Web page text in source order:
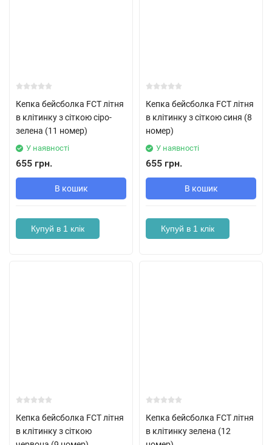
Кепка бейсболка FCT літня
в клітинку з сіткою сіро-
зелена (11 номер)
У наявності
655 грн.
В кошик
Купуй в 1 клік
Кепка бейсболка FCT літня
в клітинку з сіткою синя (8
номер)
У наявності
655 грн.
В кошик
Купуй в 1 клік
Кепка бейсболка FCT літня
в клітинку з сіткою
Кепка бейсболка FCT літня
в клітинку зелена (12